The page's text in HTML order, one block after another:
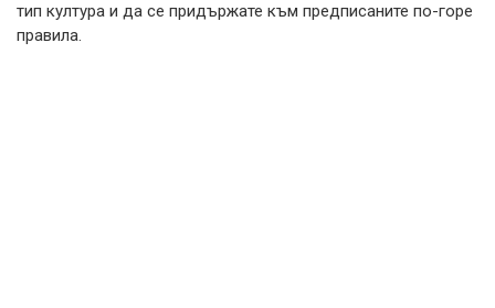
тип култура и да се придържате към предписаните по-горе
правила.